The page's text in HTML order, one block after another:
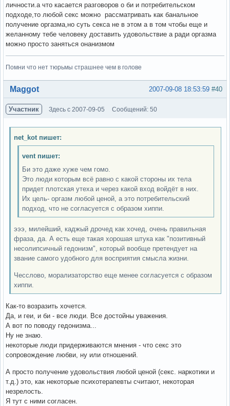
личности.а что касается разговоров о би и потребительском
подходе,то любой секс можно рассматривать как банальное
получение оргазма,но суть секса не в этом а в том чтобы еще и
желанному тебе человеку доставить удовольствие а ради оргазма
можно просто заняться онанизмом
Помни что нет тюрьмы страшнее чем в голове
Вне форума #40
2007-09-08 18:53:59
Maggot
Участник Здесь с 2007-09-05 Сообщений: 50
net_kot пишет:
vent пишет:
Би это даже хуже чем гомо.
Это люди которым всё равно с какой стороны их тела
придет плотская утеха и через какой вход войдёт в них.
Их цель- оргазм любой ценой, а это потребительский
подход, что не согласуется с образом хиппи.
эээ, милейший, каджый дрочед как хочед, очень правильная
фраза, да. А есть еще такая хорошая штука как "позитивный
несолипсичный гедонизм", который вообще претендует на
звание самого удобного для восприятия смысла жизни.
Чесслово, морализаторство еще менее согласуется с образом
хиппи.
Как-то возразить хочется.
Да, и геи, и би - все люди. Все достойны уважения.
А вот по поводу гедонизма...
Ну не знаю.
некоторые люди придерживаются мнения - что секс это
сопровождение любви, ну или отношений.
А просто получение удовольствия любой ценой (секс. наркотики и
т.д.) это, как некоторые психотерапевты считают, некоторая
незрелость.
Я тут с ними согласен.